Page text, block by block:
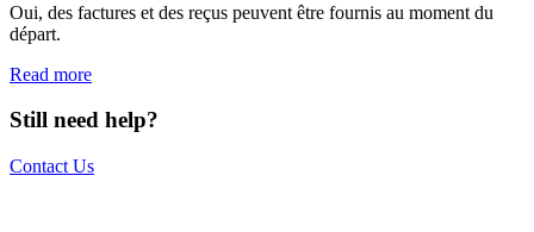
Oui, des factures et des reçus peuvent être fournis au moment du
départ.
Read more
Still need help?
Contact Us